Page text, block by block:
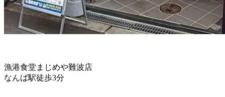
漁港食堂まじめや難波店
なんば駅徒歩3分